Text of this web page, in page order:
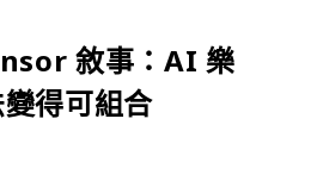
敘事：AI 樂
得可組合